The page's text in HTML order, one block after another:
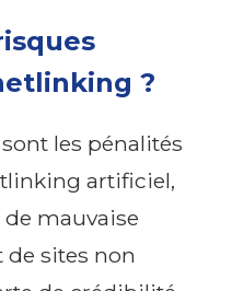
?
les pénalités
artificiel,
mauvaise
sites non